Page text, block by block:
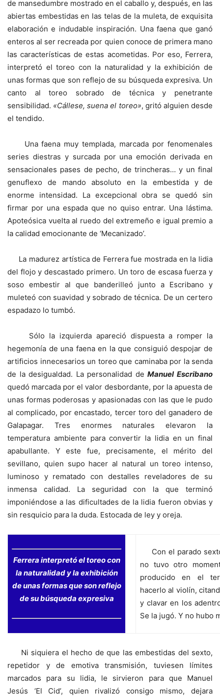
de mansedumbre mostrado en el caballo y, después, en las
abiertas embestidas en las telas de la muleta, de exquisita
elaboración e indudable inspiración. Una faena que ganó
enteros al ser recreada por quien conoce de primera mano
las características de estas acometidas. Por eso, Ferrera,
interpretó el toreo con la naturalidad y la exhibición de
unas formas que son reflejo de su búsqueda expresiva. Un
canto al toreo sobrado de técnica y penetrante
sensibilidad. «Cállese, suena el toreo», gritó alguien desde
el tendido.
Una faena muy templada, marcada por fenomenales
series diestras y surcada por una emoción derivada en
sensacionales pases de pecho, de trincheras… y un final
genuflexo de mando absoluto en la embestida y de
enorme intensidad. La excepcional obra se quedó sin
firmar por una espada que no quiso entrar. Una lástima.
Apoteósica vuelta al ruedo del extremeño e igual premio a
la calidad emocionante de ‘Mecanizado’.
La madurez artística de Ferrera fue mostrada en la lidia
del flojo y descastado primero. Un toro de escasa fuerza y
soso embestir al que banderilleó junto a Escribano y
muleteó con suavidad y sobrado de técnica. De un certero
espadazo lo tumbó.
Sólo la izquierda apareció dispuesta a romper la
hegemonía de una faena en la que consiguió despojar de
artificios innecesarios un toreo que caminaba por la senda
de la desigualdad. La personalidad deManuel Escribano
quedó marcada por el valor desbordante, por la apuesta de
unas formas poderosas y apasionadas con las que le pudo
al complicado, por encastado, tercer toro del ganadero de
Galapagar. Tres enormes naturales elevaron la
temperatura ambiente para convertir la lidia en un final
apabullante. Y este fue, precisamente, el mérito del
sevillano, quien supo hacer al natural un toreo intenso,
luminoso y rematado con destalles reveladores de su
inmensa calidad. La seguridad con la que terminó
imponiéndose a las dificultades de la lidia fueron obvias y
sin resquicio para la duda. Estocada de ley y oreja.
Ferrera interpretó el toreo con
la naturalidad y la exhibición
de unas formas que son reflejo
de su búsqueda expresiva
Con el parado
no tuvo otro
producido en el
hacerlo al violín,
y clavar en los
Se la jugó. Y no hubo
Ni siquiera el hecho de que las embestidas del sexto,
repetidor y de emotiva transmisión, tuviesen límites
marcados para su lidia, le sirvieron para que Manuel
Jesús ‘El Cid’, quien rivalizó consigo mismo, dejara